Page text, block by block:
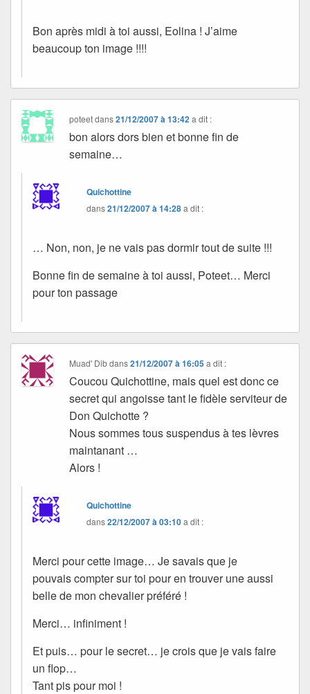
Bon après midi à toi aussi, Eolina ! J’aime
beaucoup ton image !!!!
poteetdans21/12/2007 à 13:42 a dit :
bon alors dors bien et bonne fin de
semaine…
Quichottine
dans21/12/2007 à 14:28a dit :
… Non, non, je ne vais pas dormir tout de suite !!!
Bonne fin de semaine à toi aussi, Poteet… Merci
pour ton passage
Muad' Dibdans21/12/2007 à 16:05 a dit :
Coucou Quichottine, mais quel est donc ce
secret qui angoisse tant le fidèle serviteur de
Don Quichotte ?
Nous sommes tous suspendus à tes lèvres
maintanant …
Alors !
Quichottine
dans22/12/2007 à 03:10a dit :
Merci pour cette image… Je savais que je
pouvais compter sur toi pour en trouver une aussi
belle de mon chevalier préféré !
Merci… infiniment !
Et puis… pour le secret… je crois que je vais faire
un flop…
Tant pis pour moi !